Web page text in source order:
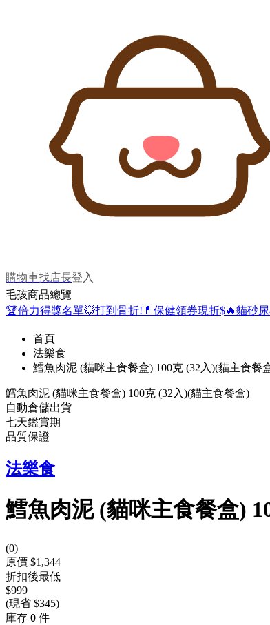
購物車找店長登入
毛孩商品總覽
🏆倍力得獎名單💥打到骨折! 💊保健領券現折$🔥貓砂
首頁
法樂食
鱈魚肉泥 (貓咪主食餐盒) 100克 (32入)(貓主食餐
鱈魚肉泥 (貓咪主食餐盒) 100克 (32入)(貓主食餐盒)
自動倉儲出貨
七天鑑賞期
品質保證
法樂食
鱈魚肉泥 (貓咪主食餐盒)
(0)
原價 $1,344
折扣後最低
$999
(現省 $345)
庫存 0 件